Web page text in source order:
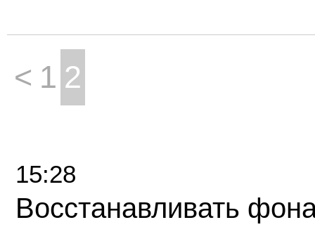
< 1 2
15:28
Восстанавливать